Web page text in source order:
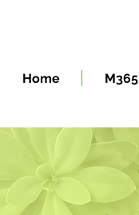
Home M365